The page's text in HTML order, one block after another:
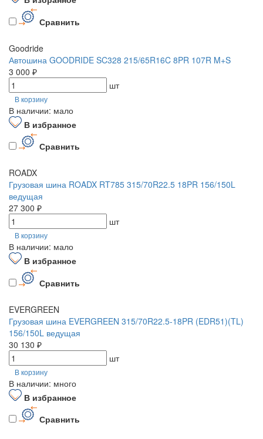
Сравнить
Goodride
Автошина GOODRIDE SC328 215/65R16C 8PR 107R M+S
3 000 ₽
шт
В корзину
В наличии: мало
В избранное
Сравнить
ROADX
Грузовая шина ROADX RT785 315/70R22.5 18PR 156/150L
ведущая
27 300 ₽
шт
В корзину
В наличии: мало
В избранное
Сравнить
EVERGREEN
Грузовая шина EVERGREEN 315/70R22.5-18PR (EDR51)(TL)
156/150L ведущая
30 130 ₽
шт
В корзину
В наличии: много
В избранное
Сравнить